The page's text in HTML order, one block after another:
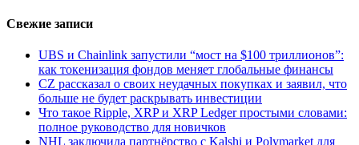
Свежие записи
UBS и Chainlink запустили “мост на $100 триллионов”:
как токенизация фондов меняет глобальные финансы
CZ рассказал о своих неудачных покупках и заявил, что
больше не будет раскрывать инвестиции
Что такое Ripple, XRP и XRP Ledger простыми словами:
полное руководство для новичков
NHL заключила партнёрство с Kalshi и Polymarket для